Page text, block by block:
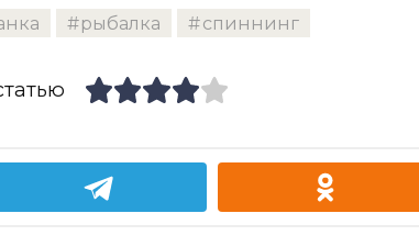
рыбалка спиннинг